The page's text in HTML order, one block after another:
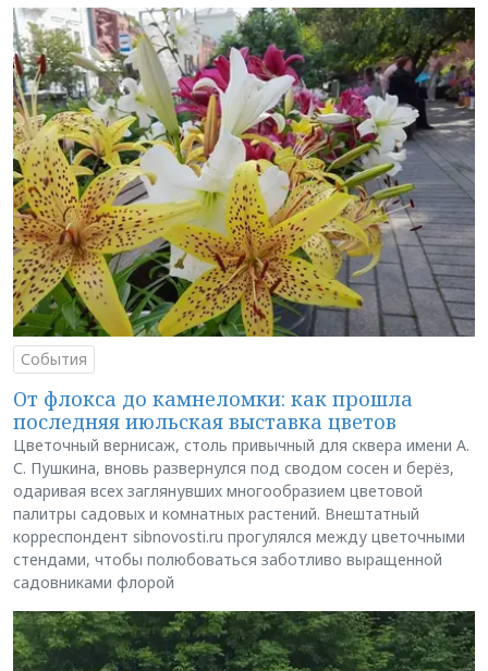
События
От флокса до камнеломки: как прошла
последняя июльская выставка цветов
Цветочный вернисаж, столь привычный для сквера имени А.
С. Пушкина, вновь развернулся под сводом сосен и берёз,
одаривая всех заглянувших многообразием цветовой
палитры садовых и комнатных растений. Внештатный
корреспондент sibnovosti.ru прогулялся между цветочными
стендами, чтобы полюбоваться заботливо выращенной
садовниками флорой